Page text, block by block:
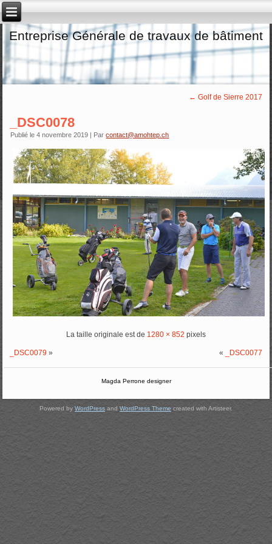
Entreprise Générale de travaux de bâtiment
← Golf de Sierre 2017
_DSC0078
Publié le 4 novembre 2019 | Par contact@amohtep.ch
La taille originale est de 1280 × 852 pixels
_DSC0079 » « _DSC0077
Magda Perrone designer
Powered by WordPress and WordPress Theme created with Artisteer.